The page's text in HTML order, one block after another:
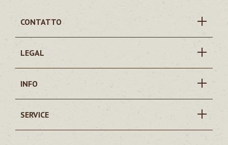
CONTATTO
LEGAL
INFO
SERVICE